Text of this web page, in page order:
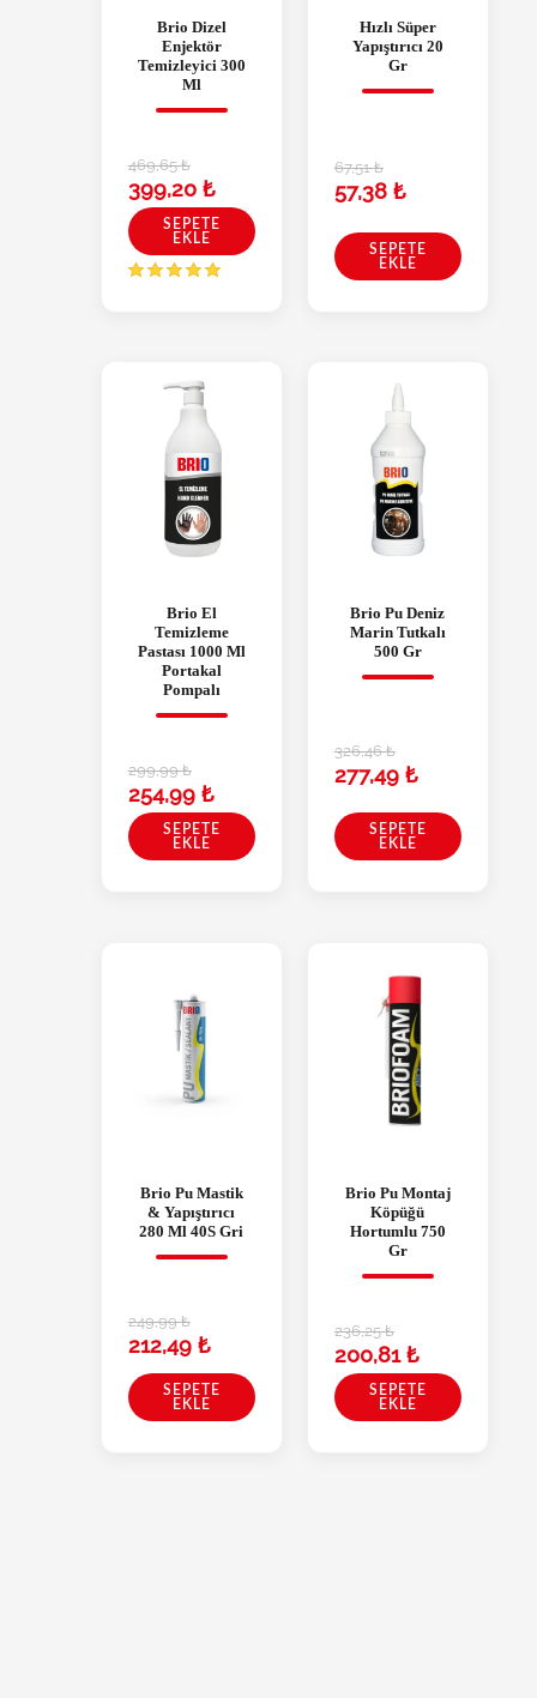
Brio Dizel
Enjektör
Temizleyici 300
Ml
469,65₺
399,20 ₺
SEPETE
EKLE
Hızlı Süper
Yapıştırıcı 20
Gr
67,51₺
57,38 ₺
SEPETE
EKLE
Brio El
Temizleme
Pastası 1000 Ml
Portakal
Pompalı
299,99₺
254,99 ₺
SEPETE
EKLE
Brio Pu Deniz
Marin Tutkalı
500 Gr
326,46₺
277,49 ₺
SEPETE
EKLE
Brio Pu Mastik
& Yapıştırıcı
280 Ml 40S Gri
249,99₺
212,49 ₺
SEPETE
EKLE
Brio Pu Montaj
Köpüğü
Hortumlu 750
Gr
236,25₺
200,81₺
SEPETE
EKLE